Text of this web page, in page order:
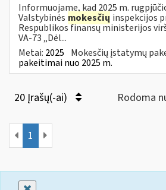
Informuojame, kad 2025 m.
Valstybinės mokesčių inspekcijos
Respublikos finansų ministerijos
VA-73 „Dėl...
Metai: 2025 Mokesčių įstatymų
pakeitimai nuo 2025 m.
20 Įrašų(-ai) Rodoma
1